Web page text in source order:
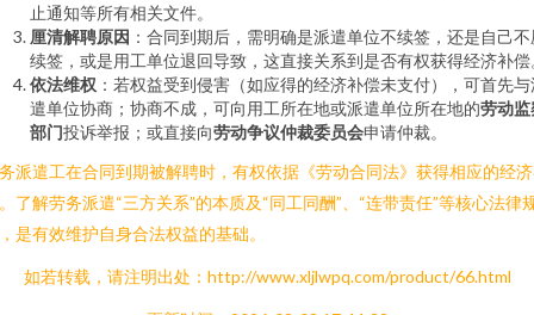
止通知等所有相关文件。
厘清解聘原因 ：合同到期后，需明确是派遣单位不续签，还是自己不
续签，或是用工单位退回导致，这直接关系到是否有权获得经济补偿
依法维权 ：若权益受到侵害（如应得的经济补偿未支付），可首先与
遣单位协商；协商不成，可向用工所在地或派遣单位所在地的劳动监
部门投诉举报；或直接向劳动争议仲裁委员会申请仲裁。
派遣工在合同到期被解聘时，有权依据《劳动合同法》获得相应的经
了解劳务派遣“三方关系”的本质及“同工同酬”、“连带责任”等核心法律
是有效维护自身合法权益的基础。
如若转载，请注明出处：http://www.xljlwpq.com/product/66.html